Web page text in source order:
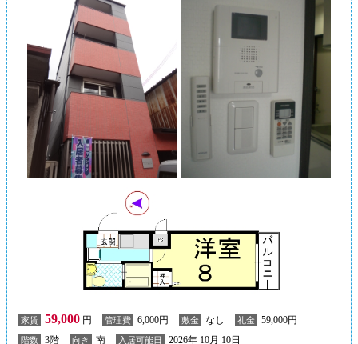
家賃 59,000 円 管理費 6,000円 敷金 なし 礼金 59,000円
階数 3階 向き 南 入居可能日 2026年 10月 10日